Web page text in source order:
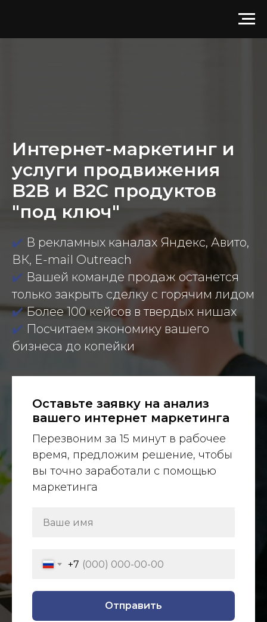
Интернет-маркетинг и
услуги продвижения
B2B и B2C продуктов
"под ключ"
✔️ В рекламных каналах Яндекс, Авито,
ВК, E-mail Outreach
✔️ Вашей команде продаж останется
только закрыть сделку с горячим лидом
✔️Более 100 кейсов в твердых нишах
✔️ Посчитаем экономику вашего
бизнеса до копейки
Оставьте заявку на анализ
вашего интернет маркетинга
Перезвоним за 15 минут в рабочее
время, предложим решение, чтобы
вы точно заработали с помощью
маркетинга
+7
Отправить